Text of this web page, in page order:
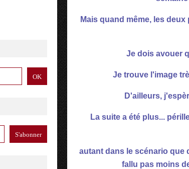
Mais quand même, les
Je dois avouer
Je trouve l'image
D'ailleurs,
La suite a été plus...
autant dans le scénario que
fallu pas moins